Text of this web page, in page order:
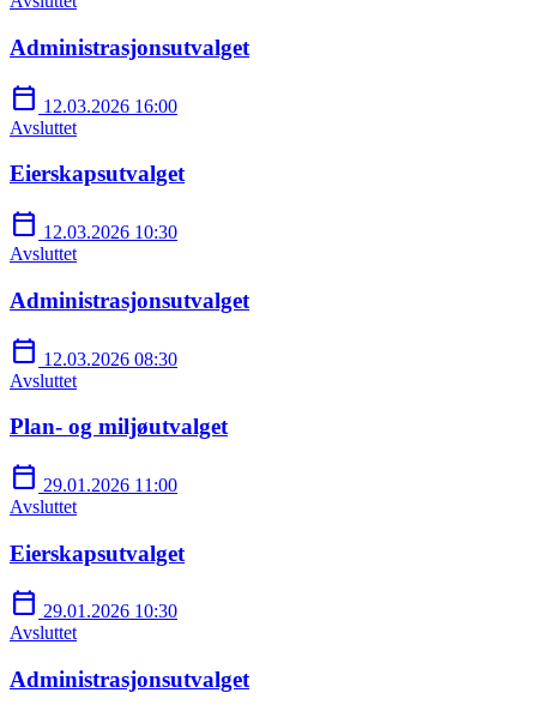
Administrasjonsutvalget
calendar_today 12.03.2026 16:00
Avsluttet
Eierskapsutvalget
calendar_today 12.03.2026 10:30
Avsluttet
Administrasjonsutvalget
calendar_today 12.03.2026 08:30
Avsluttet
Plan- og miljøutvalget
calendar_today 29.01.2026 11:00
Avsluttet
Eierskapsutvalget
calendar_today 29.01.2026 10:30
Avsluttet
Administrasjonsutvalget